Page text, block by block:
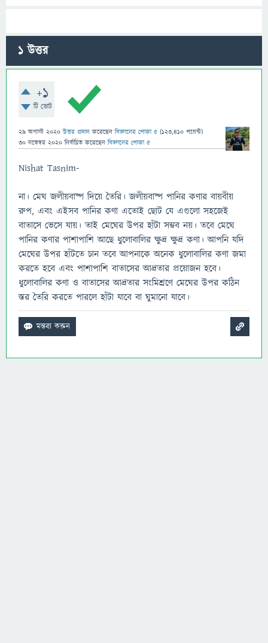
1উত্তর
+1
টি ভোট
29 অগাস্ট 2020 উত্তর প্রদান করেছেনবিজ্ঞানের পোকা ৫ (123,410 পয়েন্ট)
30 নভেম্বর 2020 নির্বাচিত করেছেনবিজ্ঞানের পোকা ৫
Nishat Tasnim-
না। মেঘ জলীয়বাষ্প দিয়ে তৈরি। জলীয়বাষ্প পানির কণার বায়বীয়
রুপ, এবং এইসব পানির কণা এতোই ছোট যে এগুলো সহজেই
বাতাসে ভেসে যায়। তাই মেঘের উপর হাঁটা সম্ভব নয়। তবে মেঘে
পানির কণার পাশাপাশি আছে ধুলোবালির ক্ষুদ্র ক্ষুদ্র কণা। আপনি যদি
মেঘের উপর হাঁটতে চান তবে আপনাকে অনেক ধুলোবালির কণা জমা
করতে হবে এবং পাশাপাশি বাতাসের আদ্রতার প্রয়োজন হবে।
ধুলোবালির কণা ও বাতাসের আদ্রতার সংমিশ্রণে মেঘের উপর কঠিন
স্তর তৈরি করতে পারলে হাঁটা যাবে বা ঘুমানো যাবে।